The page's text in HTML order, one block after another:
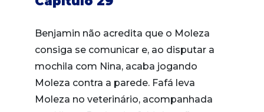
Benjamin não acredita que o Moleza
consiga se comunicar e, ao disputar a
mochila com Nina, acaba jogando
Moleza contra a parede. Fafá leva
Moleza no veterinário, acompanhada